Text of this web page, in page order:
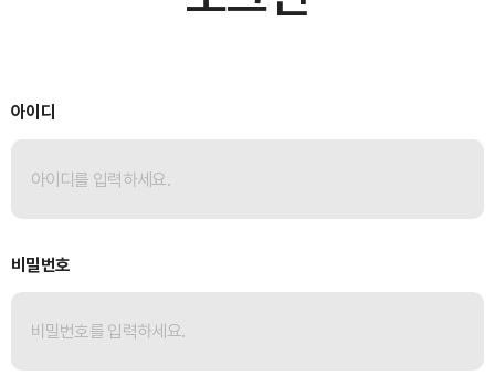
아이디
비밀번호